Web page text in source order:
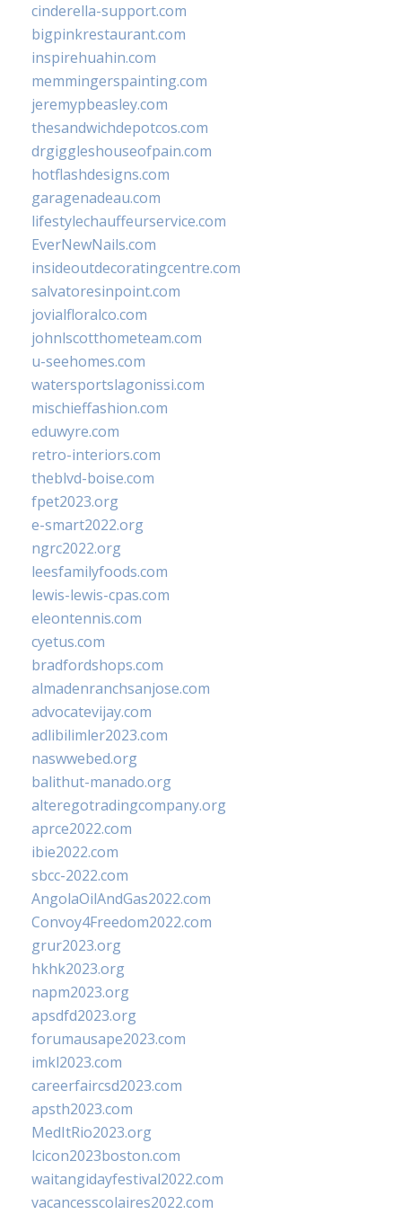
cinderella-support.com
bigpinkrestaurant.com
inspirehuahin.com
memmingerspainting.com
jeremypbeasley.com
thesandwichdepotcos.com
drgiggleshouseofpain.com
hotflashdesigns.com
garagenadeau.com
lifestylechauffeurservice.com
EverNewNails.com
insideoutdecoratingcentre.com
salvatoresinpoint.com
jovialfloralco.com
johnlscotthometeam.com
u-seehomes.com
watersportslagonissi.com
mischieffashion.com
eduwyre.com
retro-interiors.com
theblvd-boise.com
fpet2023.org
e-smart2022.org
ngrc2022.org
leesfamilyfoods.com
lewis-lewis-cpas.com
eleontennis.com
cyetus.com
bradfordshops.com
almadenranchsanjose.com
advocatevijay.com
adlibilimler2023.com
naswwebed.org
balithut-manado.org
alteregotradingcompany.org
aprce2022.com
ibie2022.com
sbcc-2022.com
AngolaOilAndGas2022.com
Convoy4Freedom2022.com
grur2023.org
hkhk2023.org
napm2023.org
apsdfd2023.org
forumausape2023.com
imkl2023.com
careerfaircsd2023.com
apsth2023.com
MedItRio2023.org
lcicon2023boston.com
waitangidayfestival2022.com
vacancesscolaires2022.com